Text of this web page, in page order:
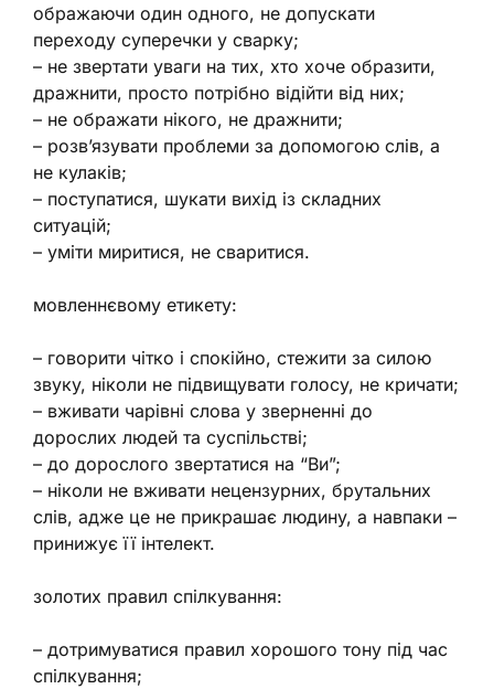
ображаючи один одного, не допускати
переходу суперечки у сварку;
– не звертати уваги на тих, хто хоче образити,
дражнити, просто потрібно відійти від них;
– не ображати нікого, не дражнити;
– розв’язувати проблеми за допомогою слів, а
не кулаків;
– поступатися, шукати вихід із складних
ситуацій;
– уміти миритися, не сваритися.
мовленнєвому етикету:
– говорити чітко і спокійно, стежити за силою
звуку, ніколи не підвищувати голосу, не кричати;
– вживати чарівні слова у зверненні до
дорослих людей та суспільстві;
– до дорослого звертатися на “Ви”;
– ніколи не вживати нецензурних, брутальних
слів, адже це не прикрашає людину, а навпаки –
принижує її інтелект.
золотих правил спілкування:
– дотримуватися правил хорошого тону під час
спілкування;